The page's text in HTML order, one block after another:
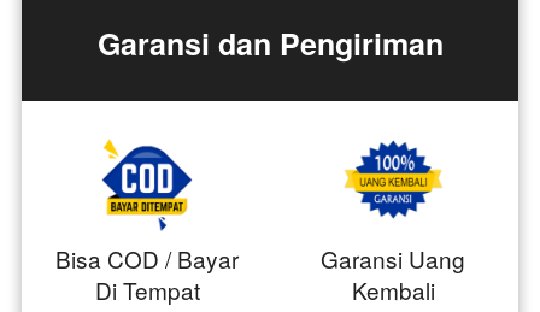
Garansi dan Pengiriman
Bisa COD / Bayar
Di Tempat
Garansi Uang
Kembali